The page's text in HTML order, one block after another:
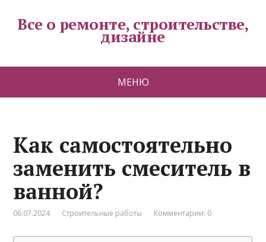
Все о ремонте, строительстве,
дизайне
МЕНЮ
Как самостоятельно
заменить смеситель в
ванной?
06.07.2024 Строительные работы Комментарии: 0